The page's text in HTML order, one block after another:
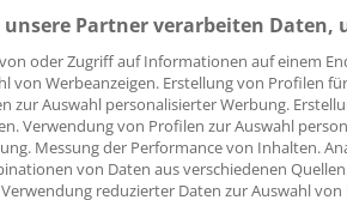
Partner verarbeiten Daten,
oder Zugriff auf Informationen auf einem
von Werbeanzeigen. Erstellung von Profilen
zur Auswahl personalisierter Werbung.
Verwendung von Profilen zur Auswahl
Messung der Performance von Inhalten.
von Daten aus verschiedenen
reduzierter Daten zur Auswahl